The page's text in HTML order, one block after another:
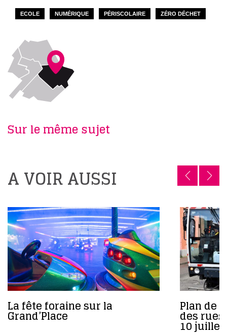
ECOLE NUMÉRIQUE PÉRISCOLAIRE ZÉRO DÉCHET
Sur le même sujet
A VOIR AUSSI
La fête foraine sur la
Grand’Place
Plan de
des
10 juillet